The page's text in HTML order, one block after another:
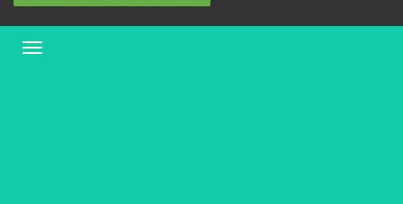
Меню